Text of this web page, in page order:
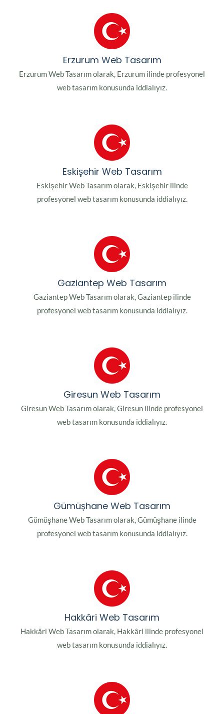
Erzurum Web Tasarım
Erzurum Web Tasarım olarak, Erzurum ilinde profesyonel
web tasarım konusunda iddialıyız.
Eskişehir Web Tasarım
Eskişehir Web Tasarım olarak, Eskişehir ilinde
profesyonel web tasarım konusunda iddialıyız.
Gaziantep Web Tasarım
Gaziantep Web Tasarım olarak, Gaziantep ilinde
profesyonel web tasarım konusunda iddialıyız.
Giresun Web Tasarım
Giresun Web Tasarım olarak, Giresun ilinde profesyonel
web tasarım konusunda iddialıyız.
Gümüşhane Web Tasarım
Gümüşhane Web Tasarım olarak, Gümüşhane ilinde
profesyonel web tasarım konusunda iddialıyız.
Hakkâri Web Tasarım
Hakkâri Web Tasarım olarak, Hakkâri ilinde profesyonel
web tasarım konusunda iddialıyız.